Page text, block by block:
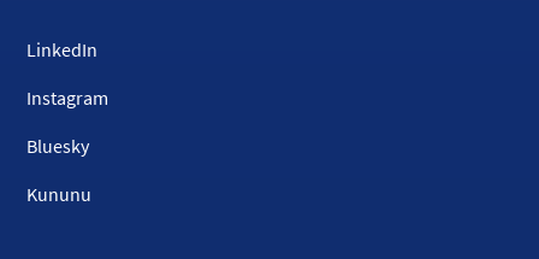
LinkedIn
Instagram
Bluesky
Kununu